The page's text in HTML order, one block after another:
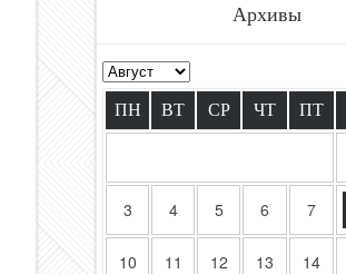
Архивы
ПН ВТ СР ЧТ ПТ
3 4 5 6 7
10 11 12 13 14